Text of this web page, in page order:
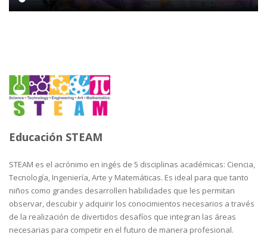
Educación STEAM
STEAM es el acrónimo en ingés de 5 disciplinas académicas: Ciencia,
Tecnología, Ingeniería, Arte y Matemáticas. Es ideal para que tanto
niños como grandes desarrollen habilidades que les permitan
observar, descubir y adquirir los conocimientos necesarios a través
de la realización de divertidos desafíos que integran las áreas
necesarias para competir en el futuro de manera profesional.